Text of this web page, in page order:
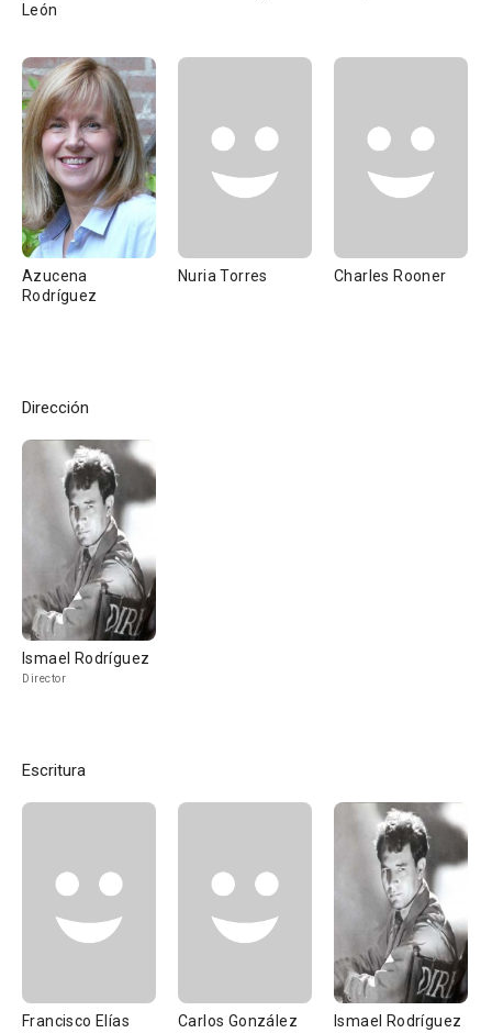
León
Azucena
Rodríguez
Nuria Torres Charles Rooner
Dirección
Ismael Rodríguez
Director
Escritura
Francisco Elías
Carlos González
Ismael Rodríguez